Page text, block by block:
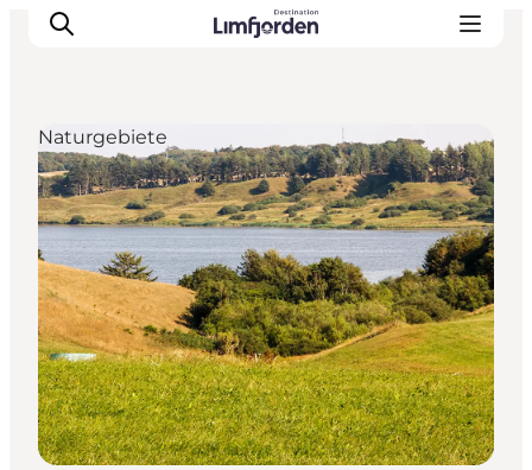
Naturgebiete